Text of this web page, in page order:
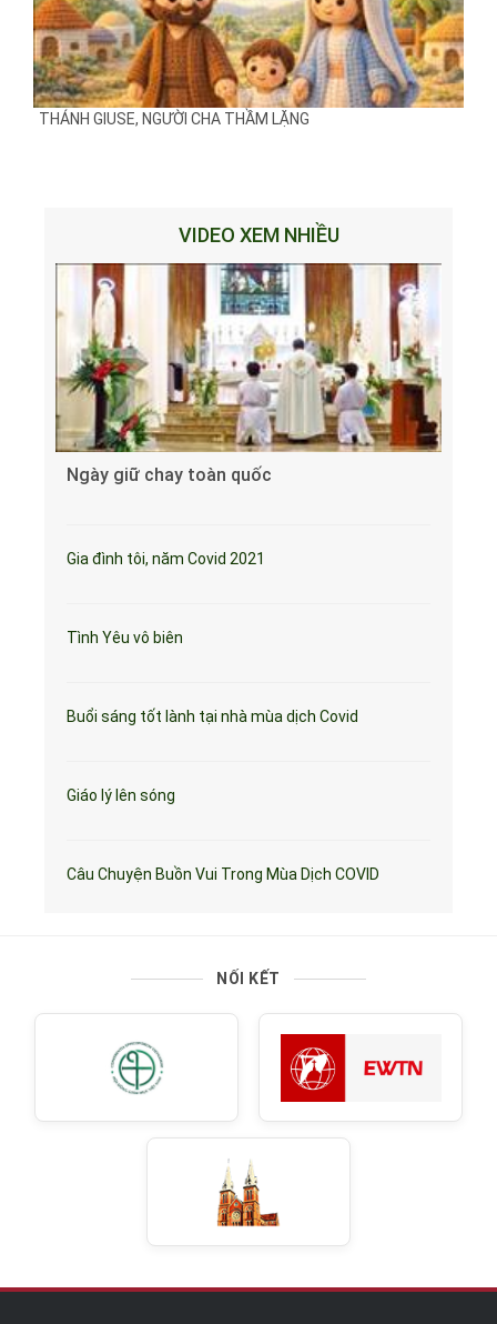
THÁNH GIUSE, NGƯỜI CHA THẦM LẶNG
VIDEO XEM NHIỀU
Ngày giữ chay toàn quốc
Gia đình tôi, năm Covid 2021
Tình Yêu vô biên
Buổi sáng tốt lành tại nhà mùa dịch Covid
Giáo lý lên sóng
Câu Chuyện Buồn Vui Trong Mùa Dịch COVID
NỐI KẾT